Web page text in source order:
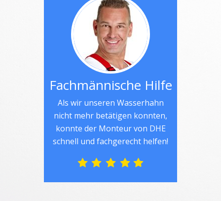
Fachmännische Hilfe
Als wir unseren Wasserhahn
nicht mehr betätigen konnten,
konnte der Monteur von DHE
schnell und fachgerecht helfen!